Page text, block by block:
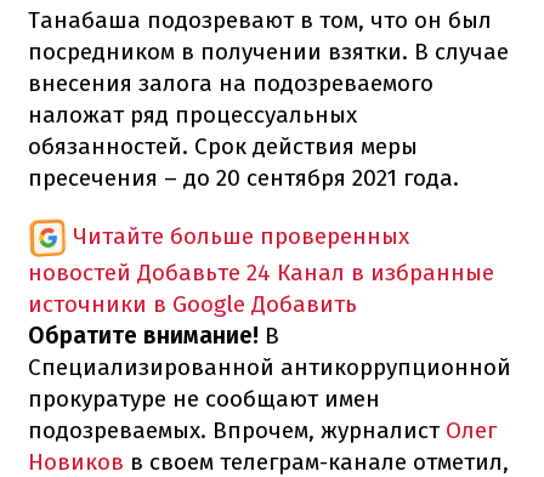
Танабаша подозревают в том, что он был
посредником в получении взятки. В случае
внесения залога на подозреваемого
наложат ряд процессуальных
обязанностей. Срок действия меры
пресечения – до 20 сентября 2021 года.
Читайте больше проверенных
новостей Добавьте 24 Канал в избранные
источники в Google Добавить
Обратите внимание! В
Специализированной антикоррупционной
прокуратуре не сообщают имен
подозреваемых. Впрочем, журналист Олег
Новиков в своем телеграм-канале отметил,